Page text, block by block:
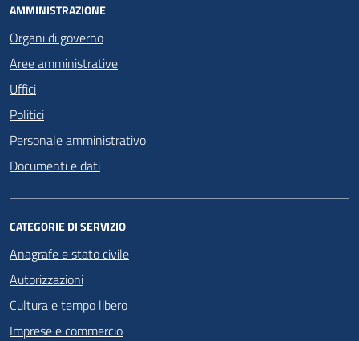
AMMINISTRAZIONE
Organi di governo
Aree amministrative
Uffici
Politici
Personale amministrativo
Documenti e dati
CATEGORIE DI SERVIZIO
Anagrafe e stato civile
Autorizzazioni
Cultura e tempo libero
Imprese e commercio